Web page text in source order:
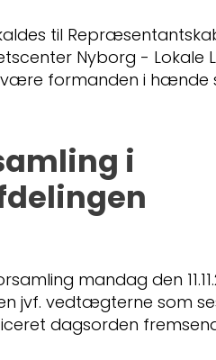
til
Nyborg -
formanden i hænde
i
mandag den
jvf. vedtægterne som
dagsorden